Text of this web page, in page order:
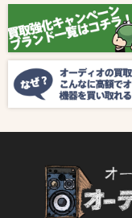
【8月キャンペーン】ご紹
2024/10/04 新着情報
【ラジオ番組放送のお知